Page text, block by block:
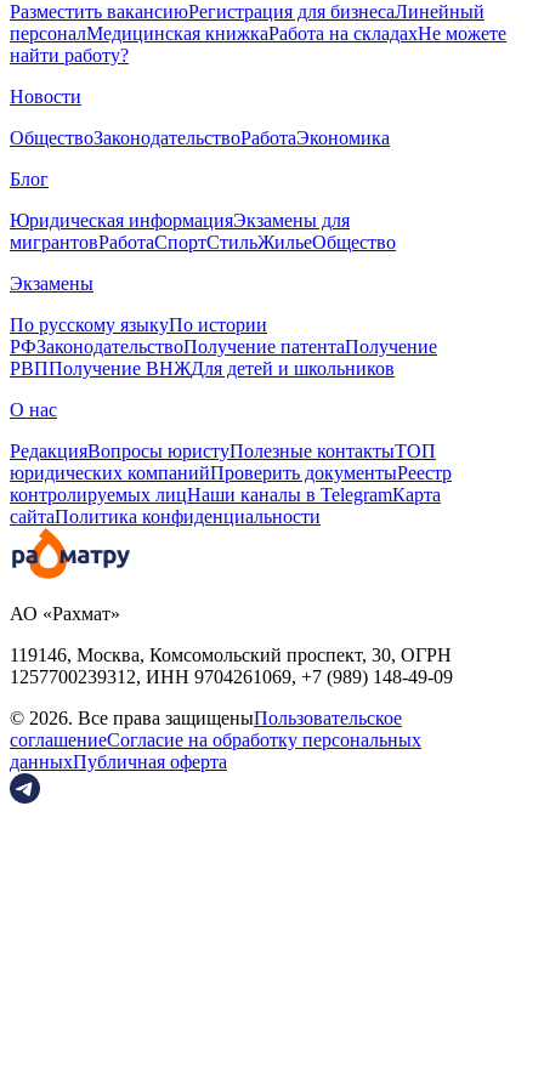
Разместить вакансиюРегистрация для бизнесаЛинейный
персоналМедицинская книжкаРабота на складахНе можете
найти работу?
Новости
ОбществоЗаконодательствоРаботаЭкономика
Блог
Юридическая информацияЭкзамены для
мигрантовРаботаСпортСтильЖильеОбщество
Экзамены
По русскому языкуПо истории
РФЗаконодательствоПолучение патентаПолучение
РВППолучение ВНЖДля детей и школьников
О нас
РедакцияВопросы юристуПолезные контактыТОП
юридических компанийПроверить документыРеестр
контролируемых лицНаши каналы в TelegramКарта
сайтаПолитика конфиденциальности
АО «Рахмат»
119146, Москва, Комсомольский проспект, 30, ОГРН
1257700239312, ИНН 9704261069, +7 (989) 148-49-09
© 2026. Все права защищеныПользовательское
соглашениеСогласие на обработку персональных
данныхПубличная оферта